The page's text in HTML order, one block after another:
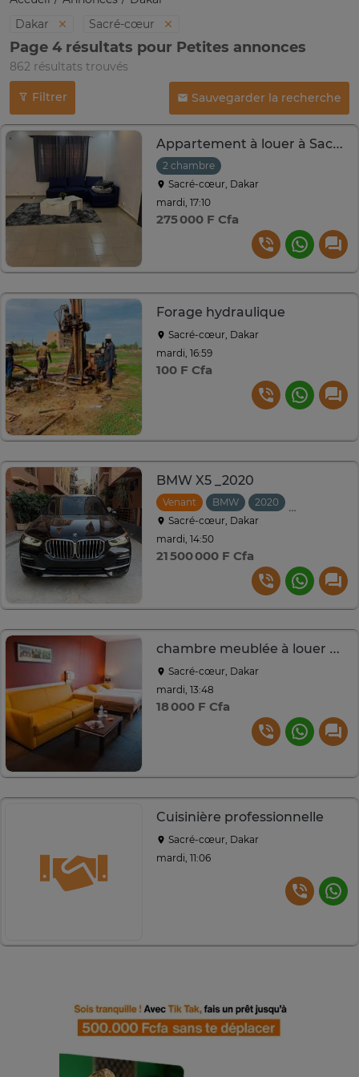
Dakar
Sacré-cœur
Page 4 résultats pour Petites annonces
862 résultats trouvés
Filtrer Sauvegarder la recherche
Appartement à louer à Sacré cœur 3 derrière Good Rade
2 chambre
Sacré-cœur, Dakar
mardi, 17:10
275 000 F Cfa
Forage hydraulique
Sacré-cœur, Dakar
mardi, 16:59
100 F Cfa
BMW X5 _2020
Venant BMW 2020
Sacré-cœur, Dakar
mardi, 14:50
21 500 000 F Cfa
chambre meublée à louer par jours
Sacré-cœur, Dakar
mardi, 13:48
18 000 F Cfa
Cuisinière professionnelle
Sacré-cœur, Dakar
mardi, 11:06